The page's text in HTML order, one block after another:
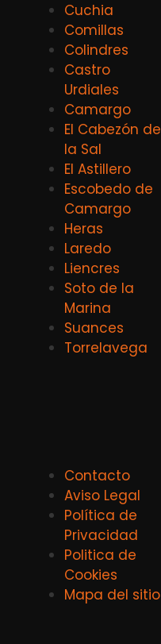
Cuchia
Comillas
Colindres
Castro
Urdiales
Camargo
El Cabezón de
la Sal
El Astillero
Escobedo de
Camargo
Heras
Laredo
Liencres
Soto de la
Marina
Suances
Torrelavega
Contacto
Aviso Legal
Política de
Privacidad
Politica de
Cookies
Mapa del sitio